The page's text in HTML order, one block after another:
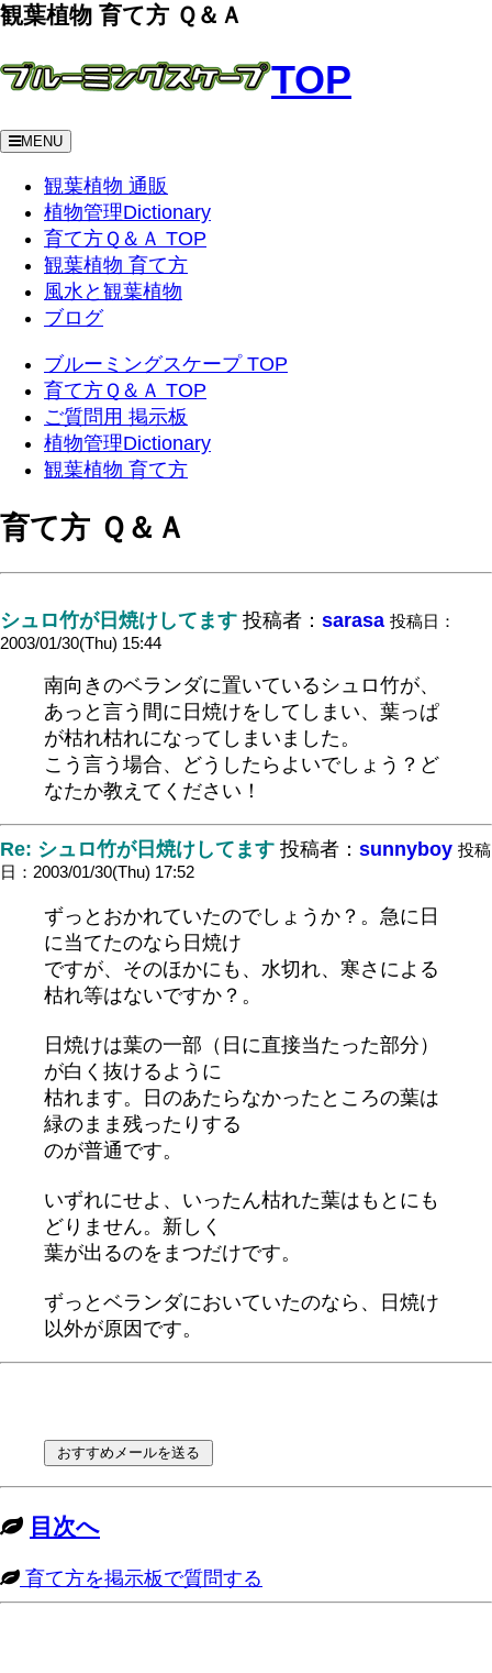
観葉植物 育て方 Ｑ＆Ａ
TOP
MENU
観葉植物 通販
植物管理Dictionary
育て方Ｑ＆Ａ TOP
観葉植物 育て方
風水と観葉植物
ブログ
ブルーミングスケープ TOP
育て方Ｑ＆Ａ TOP
ご質問用 掲示板
植物管理Dictionary
観葉植物 育て方
育て方 Ｑ＆Ａ
シュロ竹が日焼けしてます 投稿者： sarasa 投稿日：
2003/01/30(Thu) 15:44
南向きのベランダに置いているシュロ竹が、
あっと言う間に日焼けをしてしまい、葉っぱ
が枯れ枯れになってしまいました。
こう言う場合、どうしたらよいでしょう？ど
なたか教えてください！
Re: シュロ竹が日焼けしてます 投稿者： sunnyboy 投稿
日：2003/01/30(Thu) 17:52
ずっとおかれていたのでしょうか？。急に日
に当てたのなら日焼け
ですが、そのほかにも、水切れ、寒さによる
枯れ等はないですか？。
日焼けは葉の一部（日に直接当たった部分）
が白く抜けるように
枯れます。日のあたらなかったところの葉は
緑のまま残ったりする
のが普通です。
いずれにせよ、いったん枯れた葉はもとにも
どりません。新しく
葉が出るのをまつだけです。
ずっとベランダにおいていたのなら、日焼け
以外が原因です。
目次へ
育て方を掲示板で質問する